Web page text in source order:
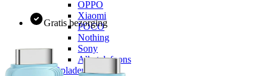
OPPO
Xiaomi
POCO
Nothing
Sony
Alle telefoons
Opladers
Gratis bezorging